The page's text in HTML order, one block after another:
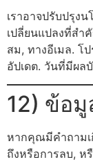
เราอาจปรับปรุง
เปลี่ยนแปลงที่สำ
สม, ทางอีเมล. โ
อัปเดต. วันที่มีผล
12) ข้อ
หากคุณมีคำถามเ
ถึงหรือการลบ, ห